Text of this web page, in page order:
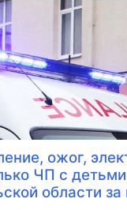
ожог,
ЧП с
области